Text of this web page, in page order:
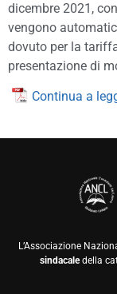
dicembre 2021,
vengono
dovuto per la
presentazione di
Continua a
L’Associazione
sindacaledella